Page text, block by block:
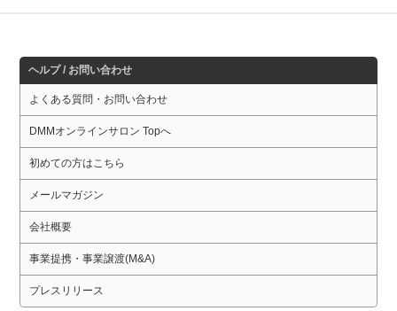
ヘルプ / お問い合わせ
よくある質問・お問い合わせ
DMMオンラインサロン Topへ
初めての方はこちら
メールマガジン
会社概要
事業提携・事業譲渡(M&A)
プレスリリース